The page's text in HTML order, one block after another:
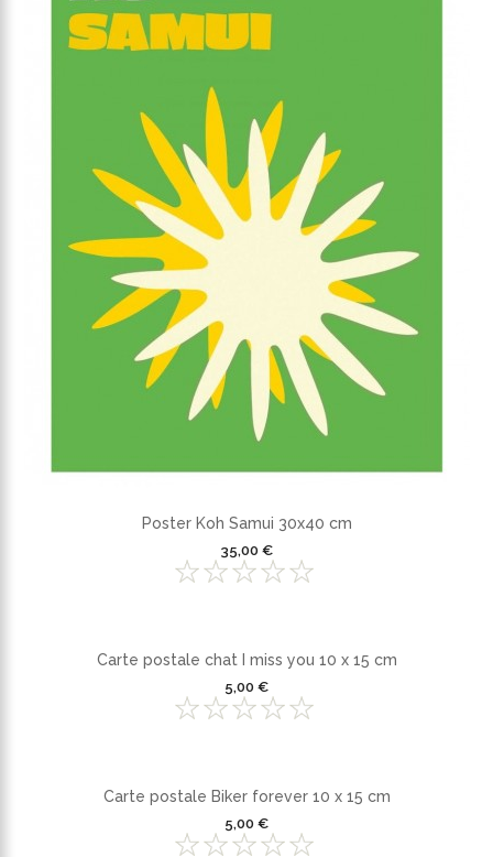
Poster Koh Samui 30x40 cm
35,00 €
Carte postale chat I miss you 10 x 15 cm
5,00 €
Carte postale Biker forever 10 x 15 cm
5,00 €